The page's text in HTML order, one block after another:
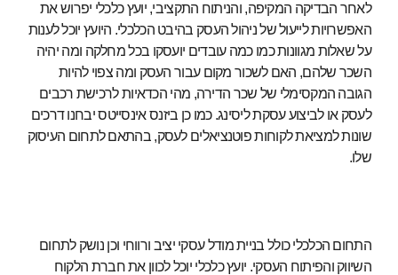
לאחר הבדיקה המקיפה, והניתוח התקציבי, יועץ כלכלי יפרוש את
האפשרויות לייעול של ניהול העסק בהיבט הכלכלי. היועץ יוכל לענות
על שאלות מגוונות כמו כמה עובדים יועסקו בכל מחלקה ומה יהיה
השכר שלהם, האם לשכור מקום עבור העסק ומה צפוי להיות
הגובה המקסימלי של שכר הדירה, מהי הכדאיות לרכישת רכבים
לעסק או לביצוע עסקת ליסינג. כמו כן ביזנס אינסייטס יבחנו דרכים
שונות למציאת לקוחות פוטנציאלים לעסק, בהתאם לתחום העיסוק
שלו.
התחום הכלכלי כולל בניית מודל עסקי יציב ורווחי וכן נושק לתחום
השיווק והפיתוח העסקי. יועץ כלכלי יוכל לכוון את חברת הלקוח